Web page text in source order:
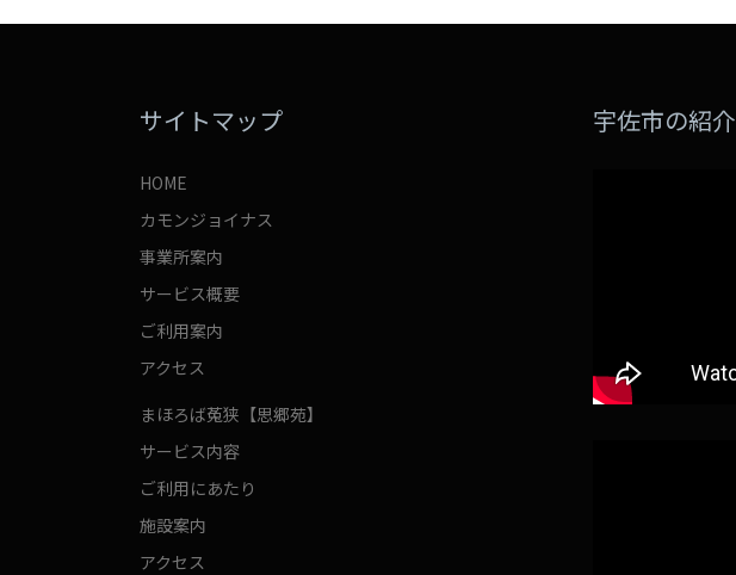
サイトマップ
HOME
カモンジョイナス
事業所案内
サービス概要
ご利用案内
アクセス
まほろば菟狭【思郷苑】
サービス内容
ご利用にあたり
施設案内
アクセス
宇佐市の紹介